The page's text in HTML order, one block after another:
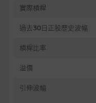
實際槓桿
過去30日正股歷史波幅
槓桿比率
溢價
引伸波幅